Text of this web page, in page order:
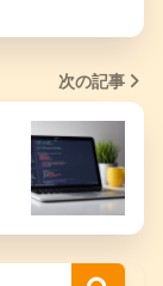
次の記事